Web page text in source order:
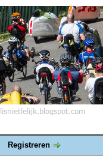
Registreren